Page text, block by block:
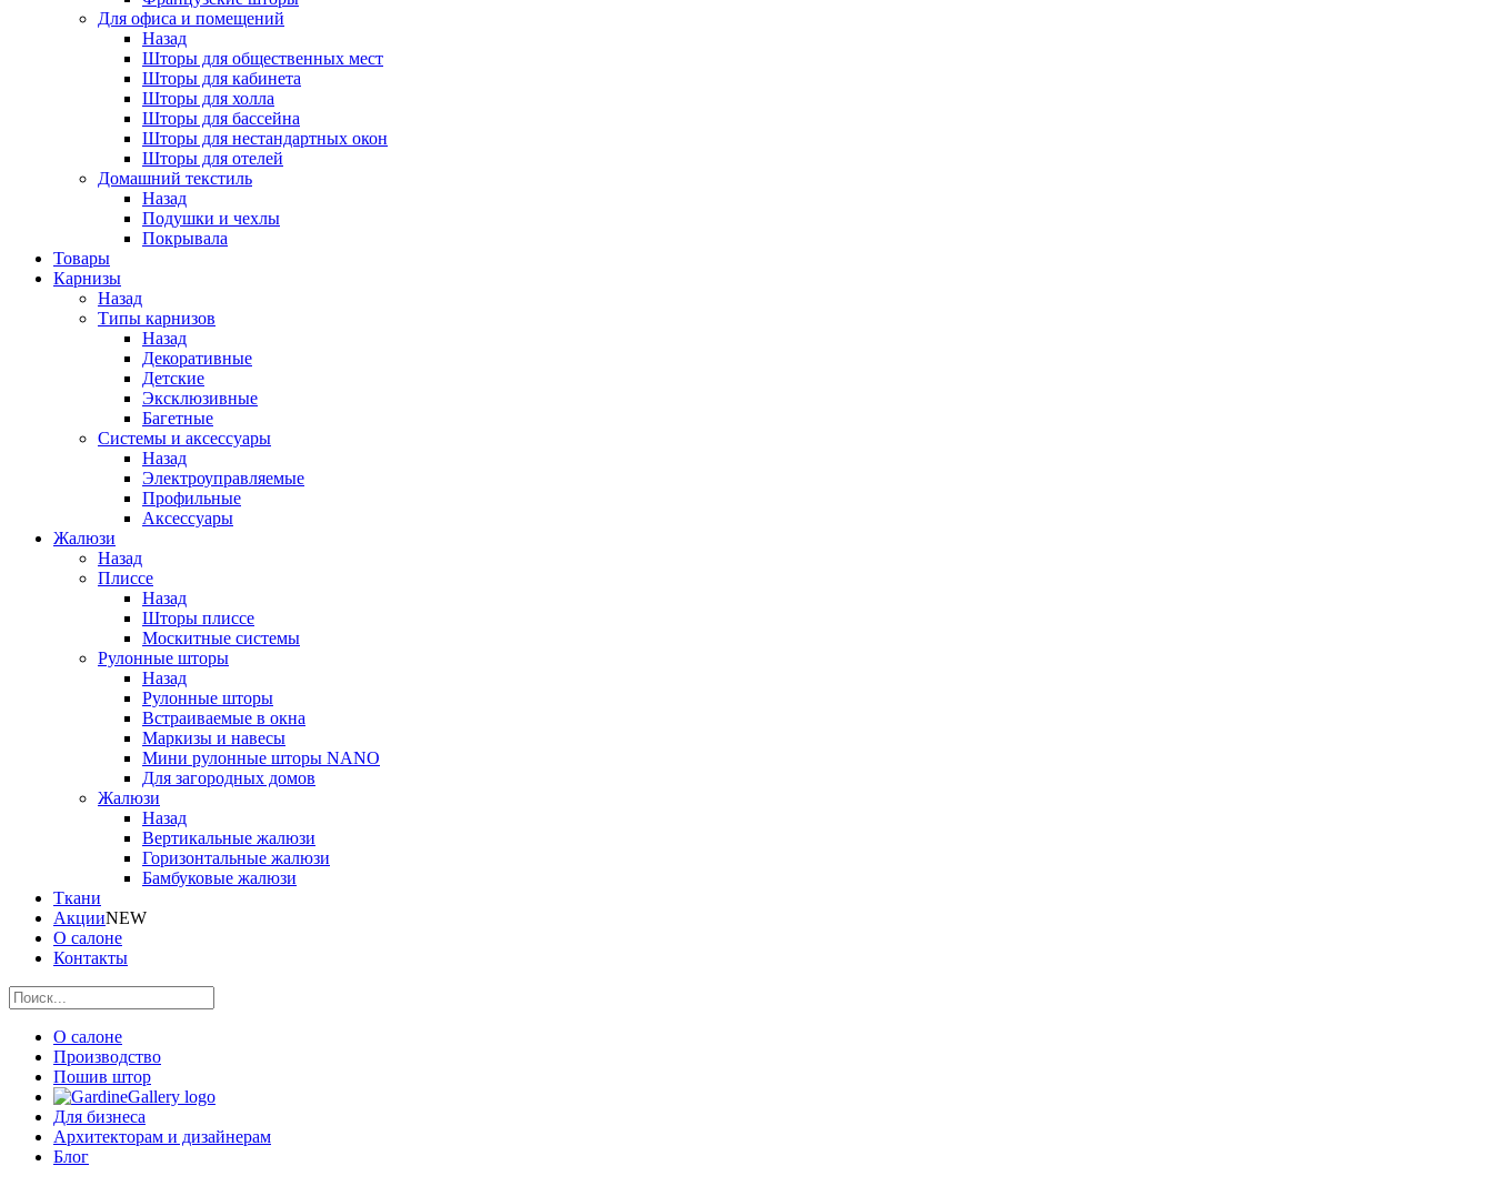
Для офиса и помещений
Назад
Шторы для общественных мест
Шторы для кабинета
Шторы для холла
Шторы для бассейна
Шторы для нестандартных окон
Шторы для отелей
Домашний текстиль
Назад
Подушки и чехлы
Покрывала
Товары
Карнизы
Назад
Типы карнизов
Назад
Декоративные
Детские
Эксклюзивные
Багетные
Системы и аксессуары
Назад
Электроуправляемые
Профильные
Аксессуары
Жалюзи
Назад
Плиссе
Назад
Шторы плиссе
Москитные системы
Рулонные шторы
Назад
Рулонные шторы
Встраиваемые в окна
Маркизы и навесы
Мини рулонные шторы NANO
Для загородных домов
Жалюзи
Назад
Вертикальные жалюзи
Горизонтальные жалюзи
Бамбуковые жалюзи
Ткани
АкцииNEW
О салоне
Контакты
О салоне
Производство
Пошив штор
Для бизнеса
Архитекторам и дизайнерам
Блог